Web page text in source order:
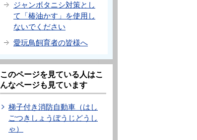
ジャンボタニシ対策とし
て「椿油かす」を使用し
ないでください
愛玩鳥飼育者の皆様へ
このページを見ている人はこ
んなページも見ています
梯子付き消防自動車（はし
ごつきしょうぼうじどうし
ゃ）